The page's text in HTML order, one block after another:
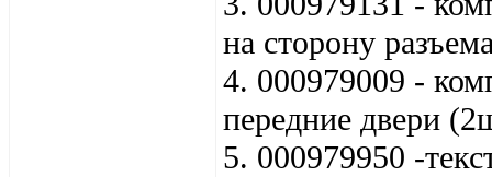
на сторону
4. 000979009 -
передние двери
5. 000979950 -